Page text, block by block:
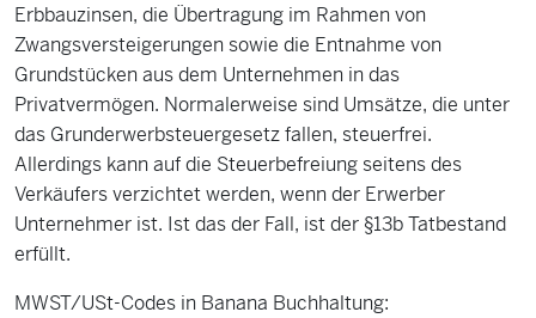
Erbbauzinsen, die Übertragung im Rahmen von
Zwangsversteigerungen sowie die Entnahme von
Grundstücken aus dem Unternehmen in das
Privatvermögen. Normalerweise sind Umsätze, die unter
das Grunderwerbsteuergesetz fallen, steuerfrei.
Allerdings kann auf die Steuerbefreiung seitens des
Verkäufers verzichtet werden, wenn der Erwerber
Unternehmer ist. Ist das der Fall, ist der §13b Tatbestand
erfüllt.
MWST/USt-Codes in Banana Buchhaltung: